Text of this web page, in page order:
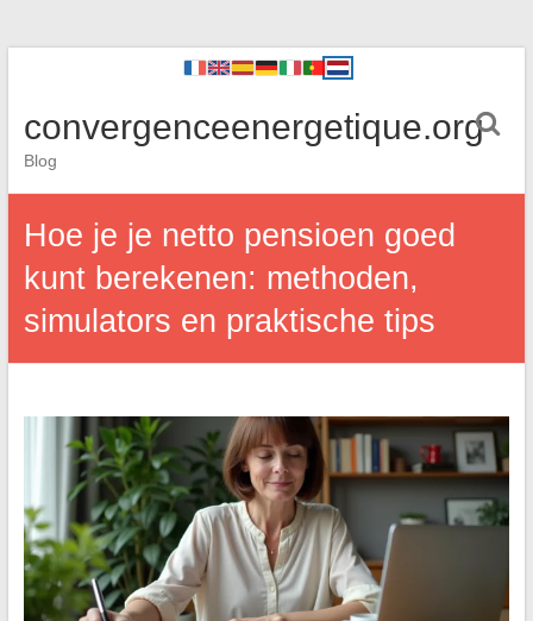
convergenceenergetique.org
Blog
Hoe je je netto pensioen goed
kunt berekenen: methoden,
simulators en praktische tips